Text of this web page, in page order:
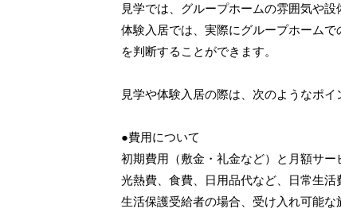
見学では、グループホームの雰囲気や
体験入居では、実際にグループホーム
を判断することができます。
見学や体験入居の際は、次のようなポ
●費用について
初期費用（敷金・礼金など）と月額サー
光熱費、食費、日用品代など、日常生
生活保護受給者の場合、受け入れ可能な